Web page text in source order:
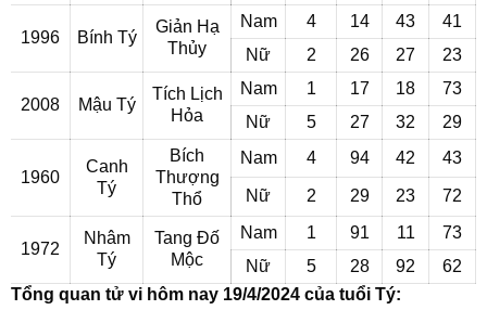
1996 Bính Tý
Giản Hạ
Thủy
Nam 4 14 43
41
Nữ
2 26 27 23
2008 Mậu Tý
Tích Lịch
Hỏa
Nam 1 17 18
73
Nữ
5 27 32 29
1960
Canh
Tý
Bích
Thượng
Thổ
Nam 4 94 42 43
Nữ 2 29 23 72
1972
Nhâm
Tý
Tang Đố
Mộc
Nam 1 91 11
73
Nữ
5 28 92
62
Tổng quan tử vi hôm nay 19/4/2024 của tuổi Tý: